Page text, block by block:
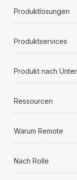
Produktlösungen
Produktservices
Produkt nach
Ressourcen
Warum Remote
Nach Rolle